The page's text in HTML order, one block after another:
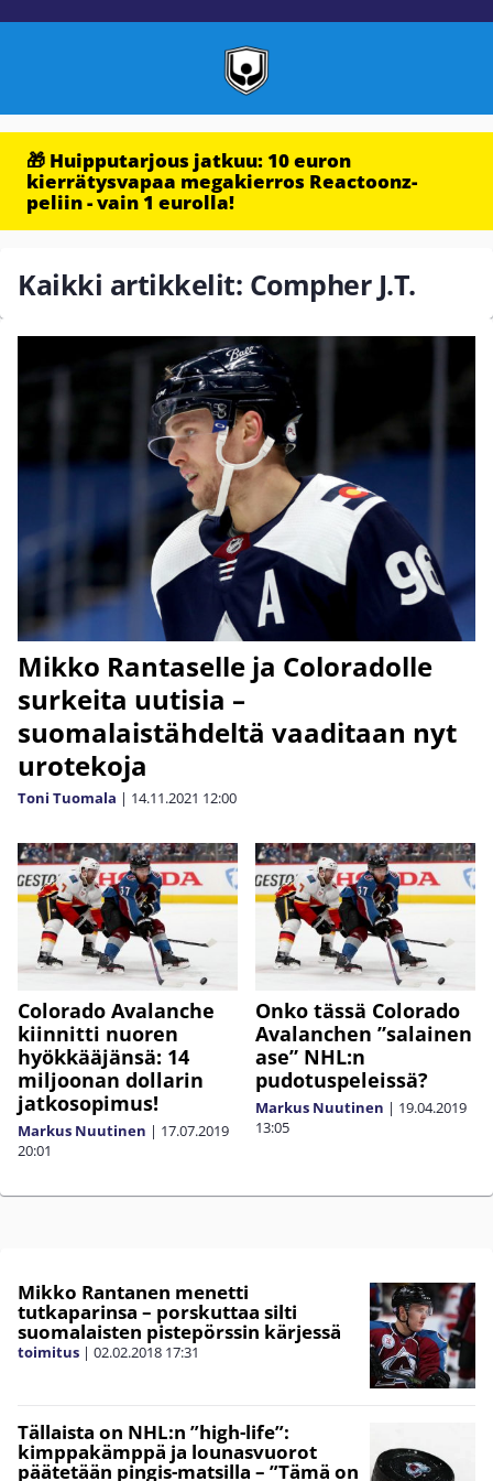
🎁 Huipputarjous jatkuu: 10 euron
kierrätysvapaa megakierros Reactoonz-
peliin - vain 1 eurolla!
Kaikki artikkelit: Compher J.T.
Mikko Rantaselle ja Coloradolle
surkeita uutisia –
suomalaistähdeltä vaaditaan nyt
urotekoja
Toni Tuomala | 14.11.2021 12:00
Colorado Avalanche
kiinnitti nuoren
hyökkääjänsä: 14
miljoonan dollarin
jatkosopimus!
Markus Nuutinen | 17.07.2019
20:01
Onko tässä Colorado
Avalanchen ”salainen
ase” NHL:n
pudotuspeleissä?
Markus Nuutinen | 19.04.2019
13:05
Mikko Rantanen menetti
tutkaparinsa – porskuttaa silti
suomalaisten pistepörssin kärjessä
toimitus | 02.02.2018 17:31
Tällaista on NHL:n ”high-life”:
kimppakämppä ja lounasvuorot
päätetään pingis-matsilla – ”Tämä on